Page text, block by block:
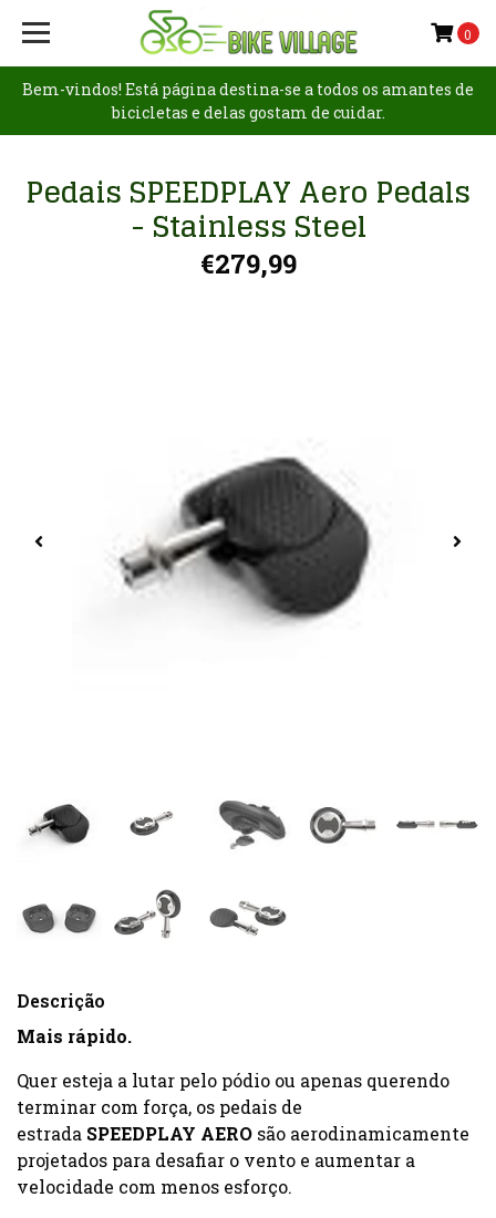
Bem-vindos! Está página destina-se a todos os amantes de
bicicletas e delas gostam de cuidar.
0
Pedais SPEEDPLAY Aero Pedals
- Stainless Steel
€279,99
Descrição
Mais rápido.
Quer esteja a lutar pelo pódio ou apenas querendo
terminar com força, os pedais de
estrada SPEEDPLAY AERO são aerodinamicamente
projetados para desafiar o vento e aumentar a
velocidade com menos esforço.